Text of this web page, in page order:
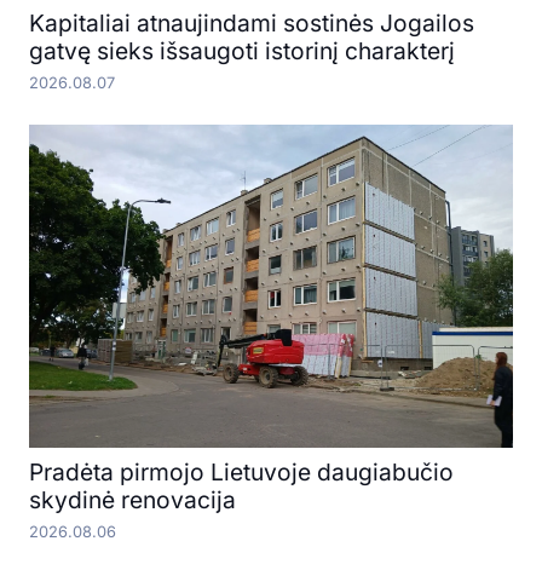
Kapitaliai atnaujindami sostinės Jogailos
gatvę sieks išsaugoti istorinį charakterį
2026.08.07
Pradėta pirmojo Lietuvoje daugiabučio
skydinė renovacija
2026.08.06